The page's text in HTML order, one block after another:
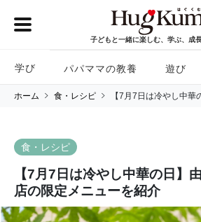
子どもと一緒に楽しむ、学ぶ、成長
学び パパママの教養 遊び
ホーム 食・レシピ 【7月7日は冷やし中
食・レシピ
【7月7日は冷やし中華の日】
店の限定メニューを紹介